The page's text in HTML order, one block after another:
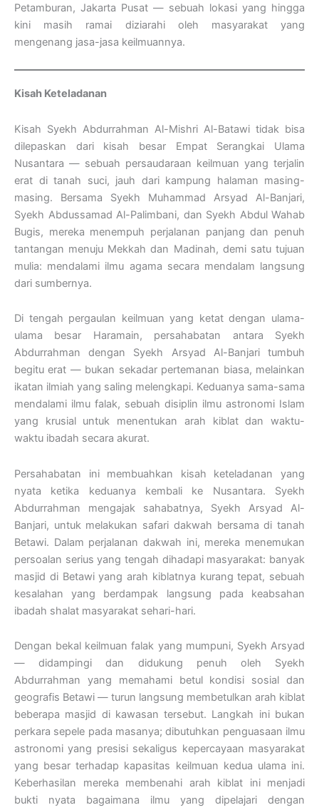
Petamburan, Jakarta Pusat — sebuah lokasi yang hingga
kini masih ramai diziarahi oleh masyarakat yang
mengenang jasa-jasa keilmuannya.
Kisah Keteladanan
Kisah Syekh Abdurrahman Al-Mishri Al-Batawi tidak bisa
dilepaskan dari kisah besar Empat Serangkai Ulama
Nusantara — sebuah persaudaraan keilmuan yang terjalin
erat di tanah suci, jauh dari kampung halaman masing-
masing. Bersama Syekh Muhammad Arsyad Al-Banjari,
Syekh Abdussamad Al-Palimbani, dan Syekh Abdul Wahab
Bugis, mereka menempuh perjalanan panjang dan penuh
tantangan menuju Mekkah dan Madinah, demi satu tujuan
mulia: mendalami ilmu agama secara mendalam langsung
dari sumbernya.
Di tengah pergaulan keilmuan yang ketat dengan ulama-
ulama besar Haramain, persahabatan antara Syekh
Abdurrahman dengan Syekh Arsyad Al-Banjari tumbuh
begitu erat — bukan sekadar pertemanan biasa, melainkan
ikatan ilmiah yang saling melengkapi. Keduanya sama-sama
mendalami ilmu falak, sebuah disiplin ilmu astronomi Islam
yang krusial untuk menentukan arah kiblat dan waktu-
waktu ibadah secara akurat.
Persahabatan ini membuahkan kisah keteladanan yang
nyata ketika keduanya kembali ke Nusantara. Syekh
Abdurrahman mengajak sahabatnya, Syekh Arsyad Al-
Banjari, untuk melakukan safari dakwah bersama di tanah
Betawi. Dalam perjalanan dakwah ini, mereka menemukan
persoalan serius yang tengah dihadapi masyarakat: banyak
masjid di Betawi yang arah kiblatnya kurang tepat, sebuah
kesalahan yang berdampak langsung pada keabsahan
ibadah shalat masyarakat sehari-hari.
Dengan bekal keilmuan falak yang mumpuni, Syekh Arsyad
— didampingi dan didukung penuh oleh Syekh
Abdurrahman yang memahami betul kondisi sosial dan
geografis Betawi — turun langsung membetulkan arah kiblat
beberapa masjid di kawasan tersebut. Langkah ini bukan
perkara sepele pada masanya; dibutuhkan penguasaan ilmu
astronomi yang presisi sekaligus kepercayaan masyarakat
yang besar terhadap kapasitas keilmuan kedua ulama ini.
Keberhasilan mereka membenahi arah kiblat ini menjadi
bukti nyata bagaimana ilmu yang dipelajari dengan